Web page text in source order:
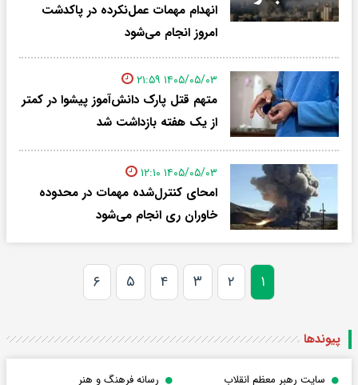
انهدام مهمات عمل‌نکرده در پاکدشت
امروز انجام می‌شود
۱۴۰۵/۰۵/۰۳ ۲۱:۵۹
متهم قتل پارک دانش‌آموز پیشوا در کمتر
از یک هفته بازداشت شد
۱۴۰۵/۰۵/۰۳ ۱۲:۱۰
امحای کنترل‌شده مهمات در محدوده
خاوران ری انجام می‌شود
۱ ۲ ۳ ۴ ۵ ۶
پیوندها
سایت رهبر معظم انقلاب رسانه فرهنگ و هنر